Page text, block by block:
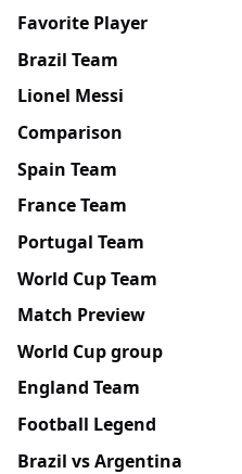
Favorite Player
Brazil Team
Lionel Messi
Comparison
Spain Team
France Team
Portugal Team
World Cup Team
Match Preview
World Cup group
England Team
Football Legend
Brazil vs Argentina